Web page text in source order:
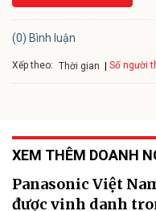
(0) Bình luận
Xếp theo: Thời gian Số người
XEM THÊM DOANH
Panasonic Việt
được vinh danh